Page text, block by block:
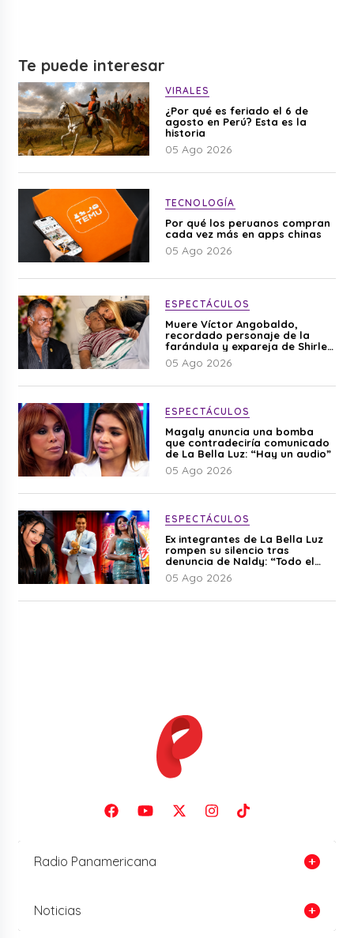
Te puede interesar
VIRALES
¿Por qué es feriado el 6 de
agosto en Perú? Esta es la
historia
05 Ago 2026
TECNOLOGÍA
Por qué los peruanos compran
cada vez más en apps chinas
05 Ago 2026
ESPECTÁCULOS
Muere Víctor Angobaldo,
recordado personaje de la
farándula y expareja de Shirley
Cherres
05 Ago 2026
ESPECTÁCULOS
Magaly anuncia una bomba
que contradeciría comunicado
de La Bella Luz: “Hay un audio”
05 Ago 2026
ESPECTÁCULOS
Ex integrantes de La Bella Luz
rompen su silencio tras
denuncia de Naldy: “Todo el
mundo lo sabía”
05 Ago 2026
Radio Panamericana
Noticias